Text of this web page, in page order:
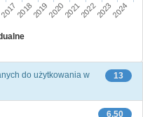
20172018201920202021202220232024
13
do użytkowania w
6,50